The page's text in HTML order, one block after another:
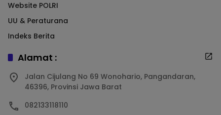
Website POLRI
UU & Peraturana
Indeks Berita
Alamat :
Jalan Cijulang No 69 Wonohario, Pangandaran,
46396, Provinsi Jawa Barat
082133118110